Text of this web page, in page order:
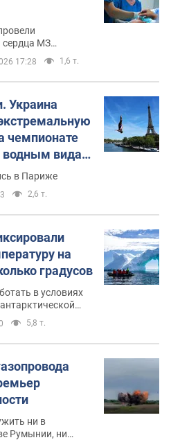
сердца МЗ
17:28 1,6 т.
Украина
чемпионате
водным видам
в Париже
2,6 т.
на
градусов
в условиях
5,8 т.
ни в
Румынии, ни